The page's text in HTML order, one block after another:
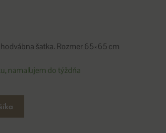
šatka. Rozmer 65×65 cm
namaľujem do týždňa